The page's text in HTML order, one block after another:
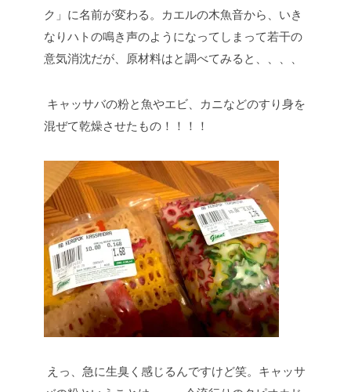
ク」に名前が変わる。カエルの木魚音から、いき
なりハトの鳴き声のようになってしまって若干の
意気消沈だが、原材料はと調べてみると、、、、
キャッサバの粉と魚やエビ、カニなどのすり身を
混ぜて乾燥させたもの！！！！
えっ、急に生臭く感じるんですけど笑。キャッサ